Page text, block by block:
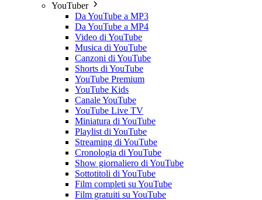
YouTuber
Da YouTube a MP3
Da YouTube a MP4
Video di YouTube
Musica di YouTube
Canzoni di YouTube
Shorts di YouTube
YouTube Premium
YouTube Kids
Canale YouTube
YouTube Live TV
Miniatura di YouTube
Playlist di YouTube
Streaming di YouTube
Cronologia di YouTube
Show giornaliero di YouTube
Sottotitoli di YouTube
Film completi su YouTube
Film gratuiti su YouTube